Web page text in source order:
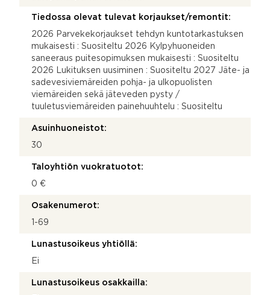
Tiedossa olevat tulevat korjaukset/remontit:
2026 Parvekekorjaukset tehdyn kuntotarkastuksen
mukaisesti : Suositeltu 2026 Kylpyhuoneiden
saneeraus puitesopimuksen mukaisesti : Suositeltu
2026 Lukituksen uusiminen : Suositeltu 2027 Jäte- ja
sadevesiviemäreiden pohja- ja ulkopuolisten
viemäreiden sekä jäteveden pysty /
tuuletusviemäreiden painehuuhtelu : Suositeltu
Asuinhuoneistot:
30
Taloyhtiön vuokratuotot:
0 €
Osakenumerot:
1-69
Lunastusoikeus yhtiöllä:
Ei
Lunastusoikeus osakkailla: